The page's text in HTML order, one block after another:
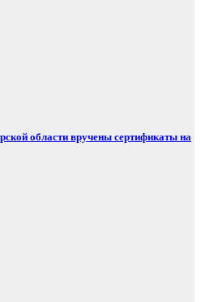
области вручены сертификаты на